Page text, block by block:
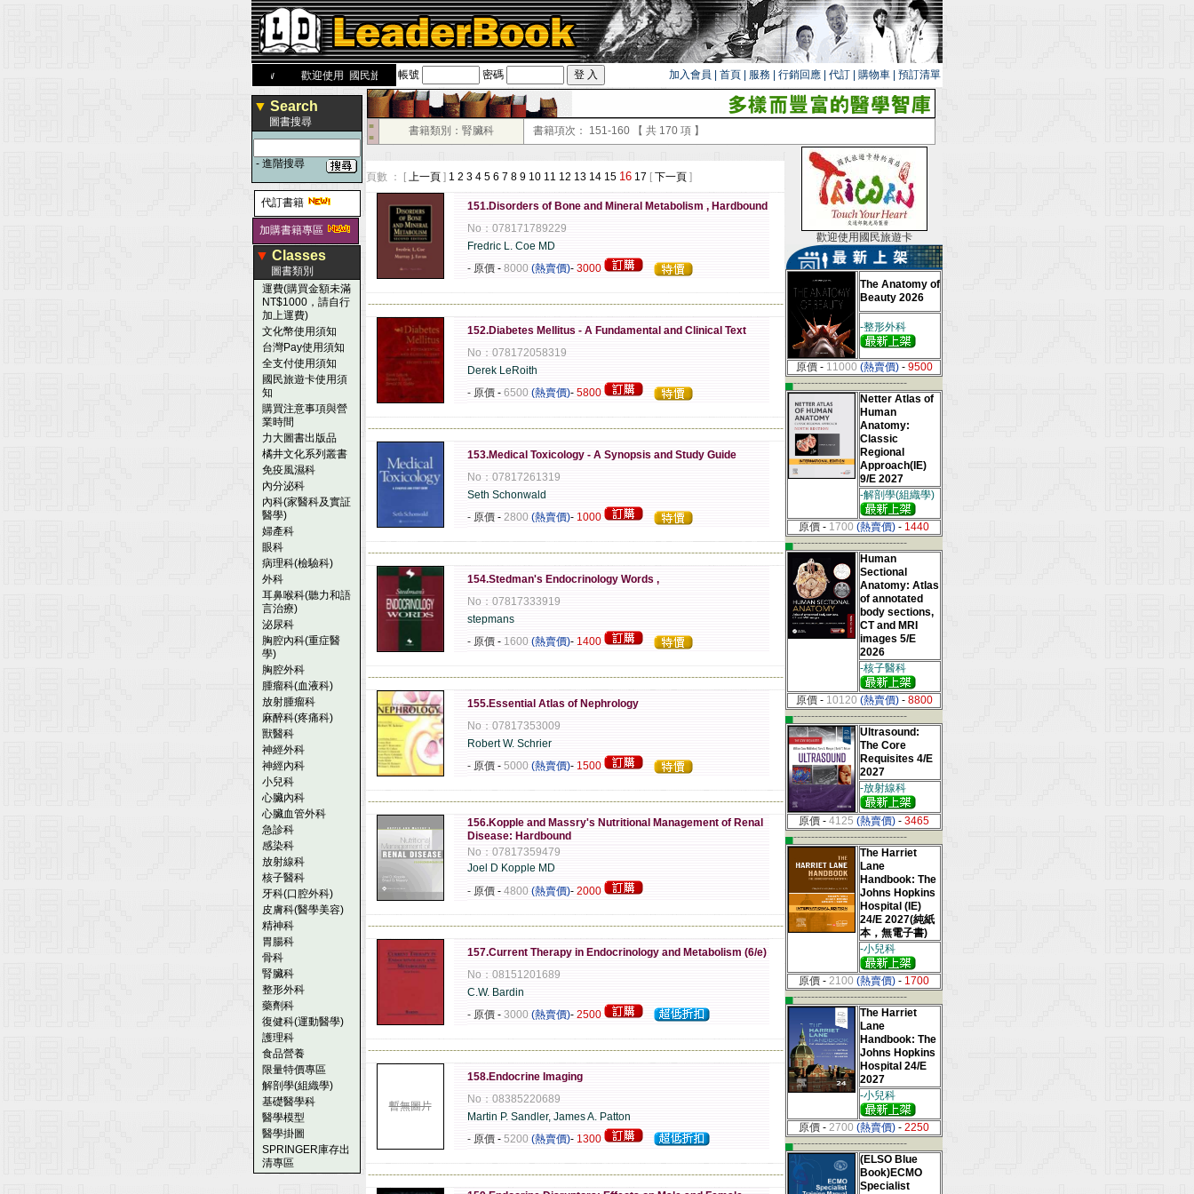
歡迎使用 國民旅遊卡！！ 帳號 密碼 加入會員 首頁 服務 行銷回應 代訂 購物車 預訂清單
▼ Search
圖書搜尋
- 進階搜尋
代訂書籍
加購書籍專區
▼ Classes
圖書類別
運費(購買金額未滿
NT$1000，請自行
加上運費)
文化幣使用須知
台灣Pay使用須知
全支付使用須知
國民旅遊卡使用須
知
購買注意事項與營
業時間
力大圖書出版品
橘井文化系列叢書
免疫風濕科
內分泌科
內科(家醫科及實証
醫學)
婦產科
眼科
病理科(檢驗科)
外科
耳鼻喉科(聽力和語
言治療)
泌尿科
胸腔內科(重症醫
學)
胸腔外科
腫瘤科(血液科)
放射腫瘤科
麻醉科(疼痛科)
獸醫科
神經外科
神經內科
小兒科
心臟內科
心臟血管外科
急診科
感染科
放射線科
核子醫科
牙科(口腔外科)
皮膚科(醫學美容)
精神科
胃腸科
骨科
腎臟科
整形外科
藥劑科
復健科(運動醫學)
護理科
食品營養
限量特價專區
解剖學(組織學)
基礎醫學科
醫學模型
醫學掛圖
SPRINGER庫存出
清專區
■
■
書籍類別：腎臟科 書籍項次： 151-160 【 共 170 項 】
頁數 ： [ 上一頁 ] 1 2 3 4 5 6 7 8 9 10 11 12 13 14 15 16 17 [ 下一頁 ]
151.Disorders of Bone and Mineral Metabolism , Hardbound
No：078171789229
Fredric L. Coe MD
- 原價 - 8000 (熱賣價)- 3000
---------------------------------------------------------------------------------------------------------------------
152.Diabetes Mellitus - A Fundamental and Clinical Text
No：078172058319
Derek LeRoith
- 原價 - 6500 (熱賣價)- 5800
---------------------------------------------------------------------------------------------------------------------
153.Medical Toxicology - A Synopsis and Study Guide
No：07817261319
Seth Schonwald
- 原價 - 2800 (熱賣價)- 1000
---------------------------------------------------------------------------------------------------------------------
154.Stedman's Endocrinology Words ,
No：07817333919
stepmans
- 原價 - 1600 (熱賣價)- 1400
---------------------------------------------------------------------------------------------------------------------
155.Essential Atlas of Nephrology
No：07817353009
Robert W. Schrier
- 原價 - 5000 (熱賣價)- 1500
---------------------------------------------------------------------------------------------------------------------
156.Kopple and Massry's Nutritional Management of Renal
Disease: Hardbound
No：07817359479
Joel D Kopple MD
- 原價 - 4800 (熱賣價)- 2000
---------------------------------------------------------------------------------------------------------------------
157.Current Therapy in Endocrinology and Metabolism (6/e)
No：08151201689
C.W. Bardin
- 原價 - 3000 (熱賣價)- 2500
---------------------------------------------------------------------------------------------------------------------
暫無圖片
158.Endocrine Imaging
No：08385220689
Martin P. Sandler, James A. Patton
- 原價 - 5200 (熱賣價)- 1300
---------------------------------------------------------------------------------------------------------------------
歡迎使用國民旅遊卡
The Anatomy of
Beauty 2026
-整形外科
原價 - 11000 (熱賣價) - 9500
▄--------------------------------
Netter Atlas of
Human
Anatomy:
Classic
Regional
Approach(IE)
9/E 2027
-解剖學(組織學)
原價 - 1700 (熱賣價) - 1440
▄--------------------------------
Human
Sectional
Anatomy: Atlas
of annotated
body sections,
CT and MRI
images 5/E
2026
-核子醫科
原價 - 10120 (熱賣價) - 8800
▄--------------------------------
Ultrasound:
The Core
Requisites 4/E
2027
-放射線科
原價 - 4125 (熱賣價) - 3465
▄--------------------------------
The Harriet
Lane
Handbook: The
Johns Hopkins
Hospital (IE)
24/E 2027(純紙
本，無電子書)
-小兒科
原價 - 2100 (熱賣價) - 1700
▄--------------------------------
The Harriet
Lane
Handbook: The
Johns Hopkins
Hospital 24/E
2027
-小兒科
原價 - 2700 (熱賣價) - 2250
▄--------------------------------
(ELSO Blue
Book)ECMO
Specialist